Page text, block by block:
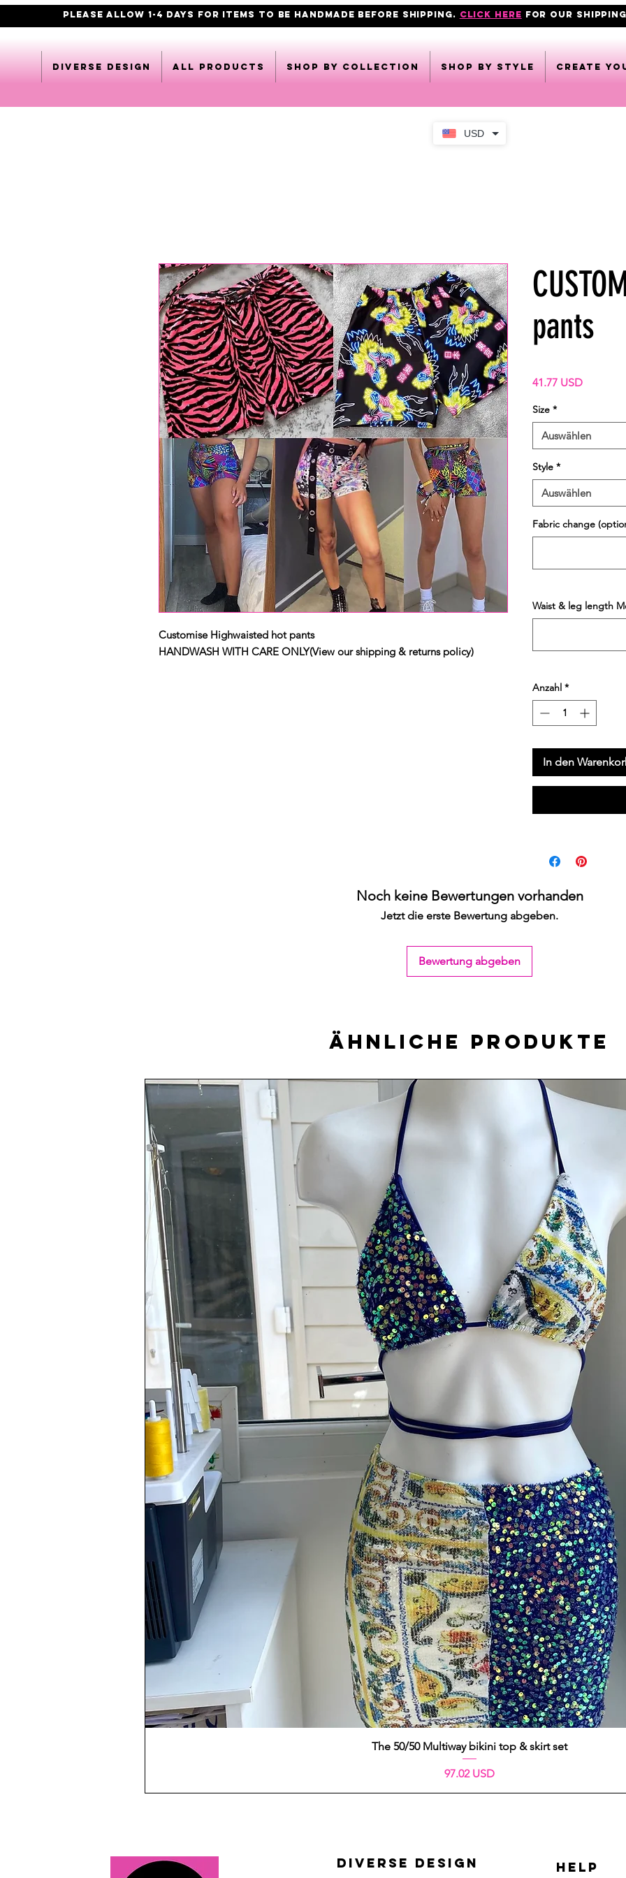
USD
PLEASE ALLOW 1-4 DAYS FOR ITEMS TO BE HANDMADE BEFORE SHIPPING. click here FOR OUR
DIVERSE DESIGN All products Shop by collection Shop by style CREATE
Customise Highwaisted hot pants
HANDWASH WITH CARE ONLY(View our shipping & returns policy)
pants
41.77 USDPreis
Size *
Auswählen
Style *
Auswählen
Fabric change
Waist & leg length
Anzahl *
In den
Noch keine Bewertungen vorhanden
Jetzt die erste Bewertung abgeben.
Bewertung abgeben
Ähnliche Produkte
Schnellansicht
The 50/50 Multiway bikini top & skirt set
Preis
97.02 USD
DIVERSE DESIGN HELP